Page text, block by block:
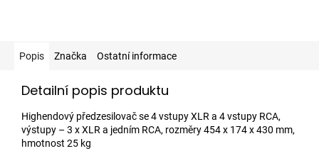
Popis Značka Ostatní informace
Detailní popis produktu
Highendový předzesilovač se 4 vstupy XLR a 4 vstupy RCA,
výstupy – 3 x XLR a jedním RCA, rozměry 454 x 174 x 430 mm,
hmotnost 25 kg